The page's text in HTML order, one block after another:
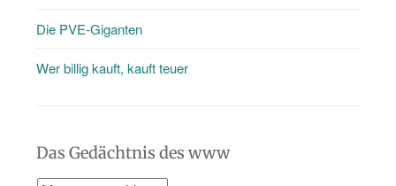
Die PVE-Giganten
Wer billig kauft, kauft teuer
Das Gedächtnis des www